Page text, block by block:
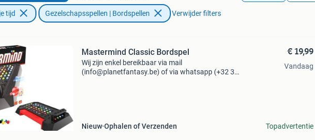
tijd Gezelschapsspellen | Bordspellen Verwijder filters
Mastermind Classic Bordspel
Wij zijn enkel bereikbaar via mail
(info@planetfantasy.be) of via whatsapp (+32 3
Nieuw Ophalen of Verzenden
€ 19,99
Vandaag
Topadvertentie